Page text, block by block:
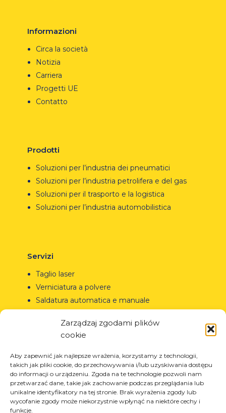
Zarządzaj zgodami plików
cookie
Aby zapewnić jak najlepsze wrażenia, korzystamy z technologii,
takich jak pliki cookie, do przechowywania i/lub uzyskiwania dostępu
do informacji o urządzeniu. Zgoda na te technologie pozwoli nam
przetwarzać dane, takie jak zachowanie podczas przeglądania lub
unikalne identyfikatory na tej stronie. Brak wyrażenia zgody lub
wycofanie zgody może niekorzystnie wpłynąć na niektóre cechy i
funkcje.
Informazioni
Circa la società
Notizia
Carriera
Progetti UE
Contatto
Prodotti
Soluzioni per l’industria dei pneumatici
Soluzioni per l’industria petrolifera e del gas
Soluzioni per il trasporto e la logistica
Soluzioni per l’industria automobilistica
Servizi
Taglio laser
Verniciatura a polvere
Saldatura automatica e manuale
Il marchio Arcom è protetto
dal certificato n. 290764
rilasciato dall’Ufficio Brevetti
della Repubblica di
Polonia.Tutti i diritti riservati.
REGON: 850412167, NIP:
PL868-10-14-503, KRS:
0000973495 wyst. przez Sąd
Rejonowy dla Krakowa-
Śródmieścia z dnia